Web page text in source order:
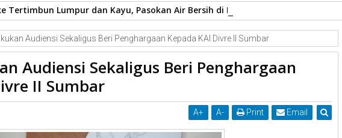
Tertimbun Lumpur dan Kayu, Pasokan Air Bersih di Kota Padang Terganggu
Audiensi Sekaligus Beri Penghargaan Kepada KAI Divre II Sumbar
Audiensi Sekaligus Beri Penghargaan
II Sumbar
A+ A- Print Email